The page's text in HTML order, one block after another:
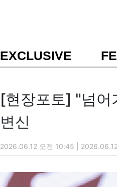
EXCLUSIVE
[현장포토] "넘어
변신
2026.06.12 오전 10:45 |